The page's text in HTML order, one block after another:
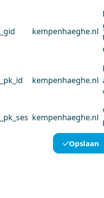
_gid kempenhaeghe.nl
_pk_id kempenhaeghe.nl
_pk_ses kempenhaeghe.nl
Opslaan